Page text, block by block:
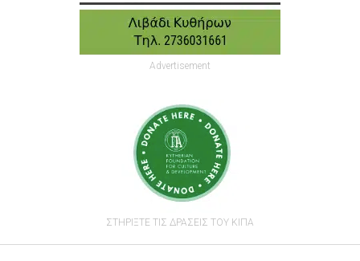
Advertisement
ΣΤΗΡΙΞΤΕ ΤΙΣ ΔΡΑΣΕΙΣ ΤΟΥ ΚΙΠΑ